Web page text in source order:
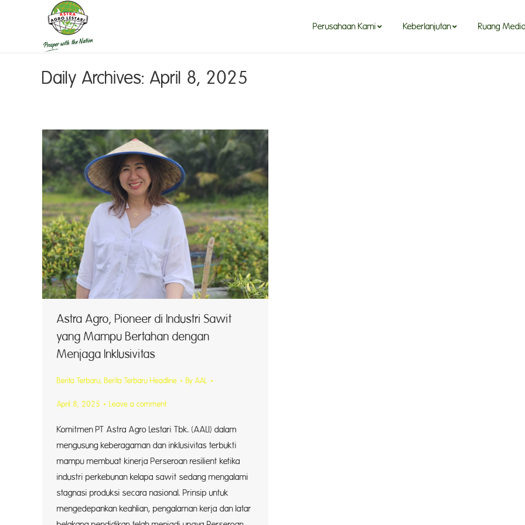
Perusahaan Kami Keberlanjutan Ruang Media
Daily Archives: April 8, 2025
Astra Agro, Pioneer di Industri Sawit
yang Mampu Bertahan dengan
Menjaga Inklusivitas
Berita Terbaru, Berita Terbaru Headline By AAL
April 8, 2025 Leave a comment
Komitmen PT Astra Agro Lestari Tbk. (AALI) dalam
mengusung keberagaman dan inklusivitas terbukti
mampu membuat kinerja Perseroan resilient ketika
industri perkebunan kelapa sawit sedang mengalami
stagnasi produksi secara nasional. Prinsip untuk
mengedepankan keahlian, pengalaman kerja dan latar